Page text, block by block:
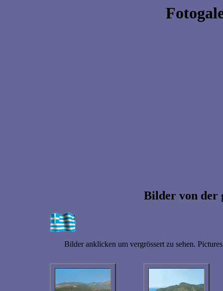
Bilder von der
Bilder anklicken um vergrössert zu sehen.